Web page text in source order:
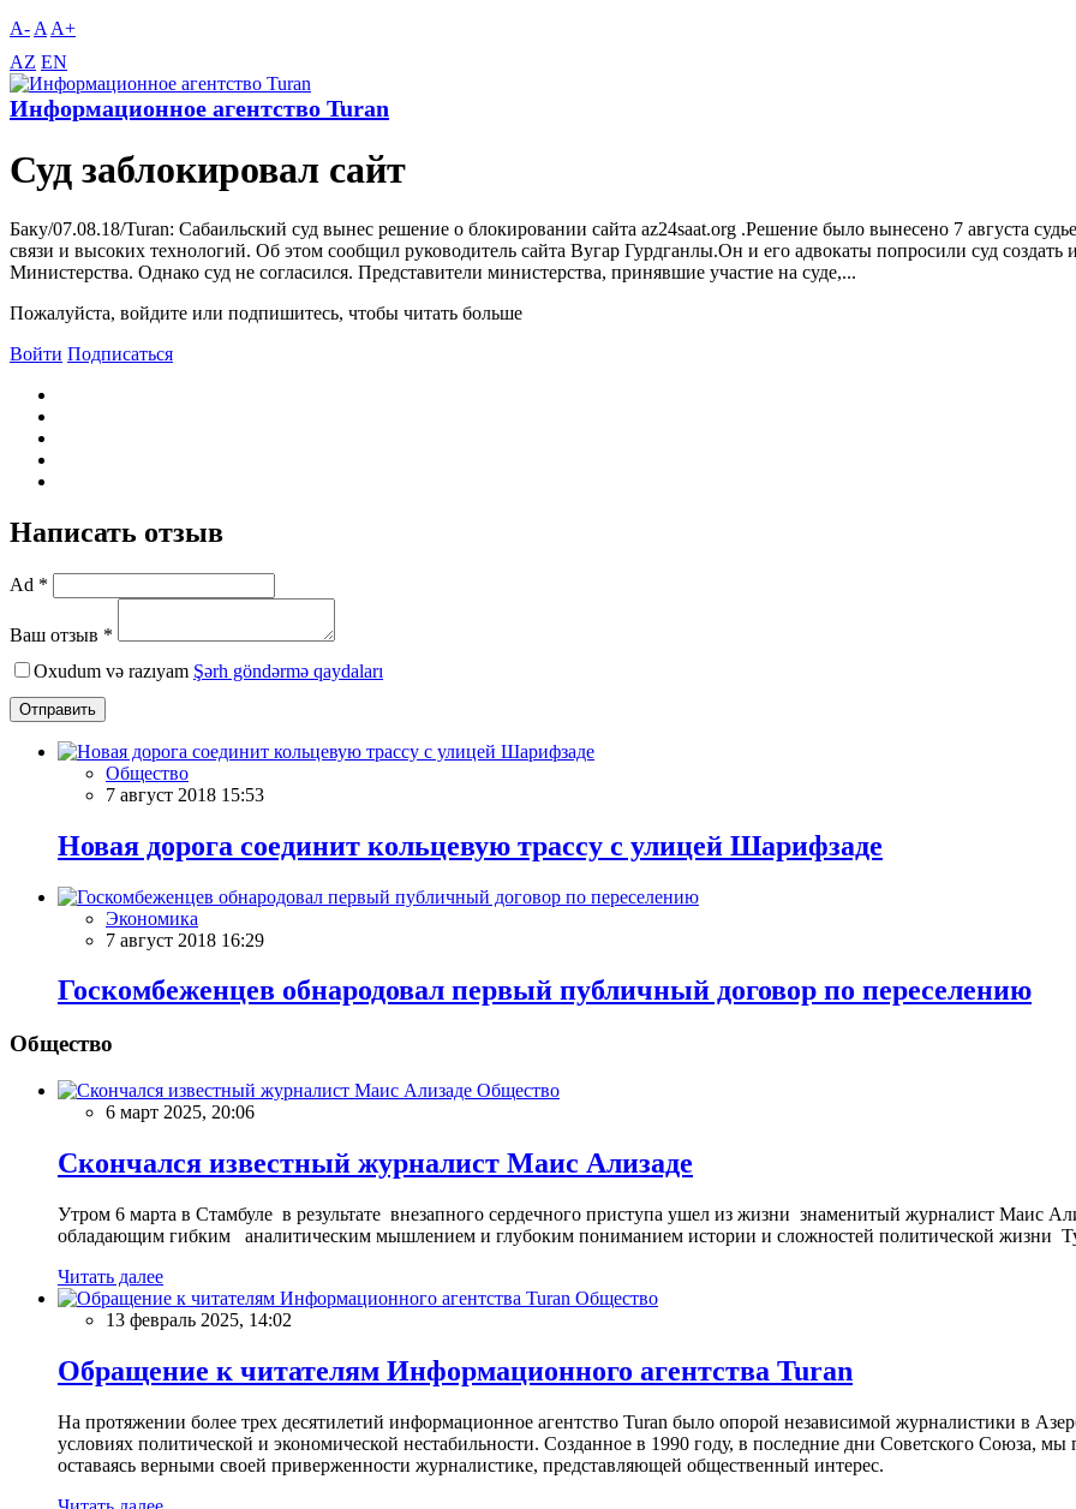
A- A A+
AZ EN
Информационное агентство Turan
Суд заблокировал сайт
Баку/07.08.18/Turan: Сабаильский суд вынес решение о блокировании сайта az24saat.org .Решение было вынесено 7 августа
связи и высоких технологий. Об этом сообщил руководитель сайта Bугар Гурдганлы.Он и его адвокаты попросили суд создать
Министерства. Однако суд не согласился. Представители министерства, принявшие участие на суде,...
Пожалуйста, войдите или подпишитесь, чтобы читать больше
Войти Подписаться
Написать отзыв
Ad *
Ваш отзыв *
Oxudum və razıyam Şərh göndərmə qaydaları
Отправить
Общество
7 август 2018 15:53
Новая дорога соединит кольцевую трассу с улицей Шарифзаде
Экономика
7 август 2018 16:29
Госкомбеженцев обнародовал первый публичный договор по переселению
Общество
Общество
6 март 2025, 20:06
Скончался известный журналист Маис Ализаде
Утром 6 марта в Стамбуле в результате внезапного сердечного приступа ушел из жизни знаменитый журналист Маис
обладающим гибким аналитическим мышлением и глубоким пониманием истории и сложностей политической жизни
Читать далее
Общество
13 февраль 2025, 14:02
Обращение к читателям Информационного агентства Turan
На протяжении более трех десятилетий информационное агентство Turan было опорой независимой журналистики в
условиях политической и экономической нестабильности. Созданное в 1990 году, в последние дни Советского Союза,
оставаясь верными своей приверженности журналистике, представляющей общественный интерес.